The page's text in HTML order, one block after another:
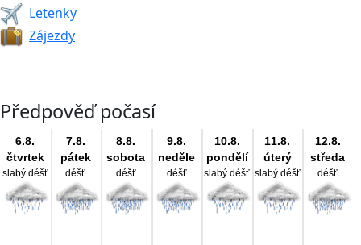
Letenky
Zájezdy
Předpověď počasí
6.8.
čtvrtek
slabý déšť
7.8.
pátek
déšť
8.8.
sobota
déšť
9.8.
neděle
déšť
10.8.
pondělí
slabý déšť
11.8.
úterý
slabý déšť
12.8.
středa
déšť